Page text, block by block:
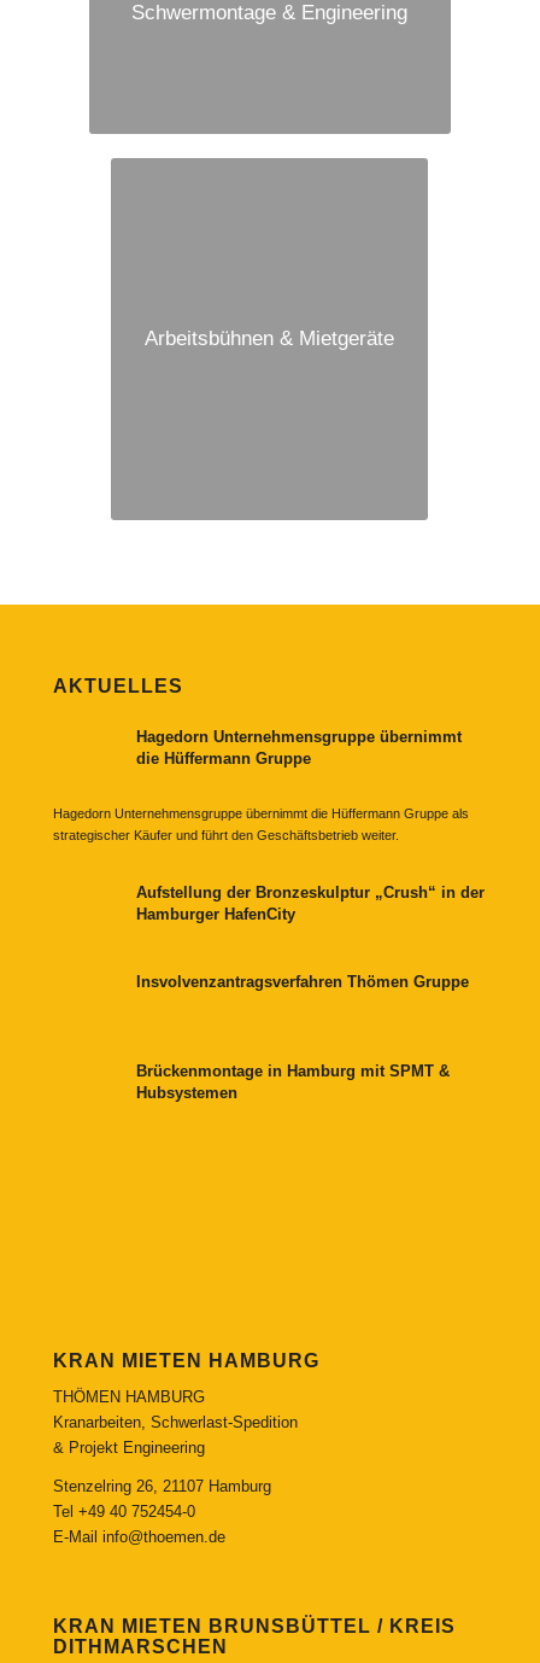
Schwermontage & Engineering
Arbeitsbühnen & Mietgeräte
AKTUELLES
Hagedorn Unternehmensgruppe übernimmt
die Hüffermann Gruppe
Hagedorn Unternehmensgruppe übernimmt die Hüffermann Gruppe als
strategischer Käufer und führt den Geschäftsbetrieb weiter.
Aufstellung der Bronzeskulptur „Crush“ in der
Hamburger HafenCity
Insvolvenzantragsverfahren Thömen Gruppe
Brückenmontage in Hamburg mit SPMT &
Hubsystemen
KRAN MIETEN HAMBURG
THÖMEN HAMBURG
Kranarbeiten, Schwerlast-Spedition
& Projekt Engineering
Stenzelring 26, 21107 Hamburg
Tel +49 40 752454-0
E-Mail info@thoemen.de
KRAN MIETEN BRUNSBÜTTEL / KREIS
DITHMARSCHEN